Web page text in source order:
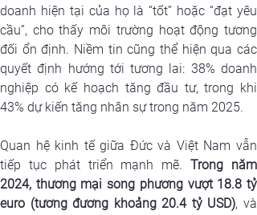
doanh hiện tại của họ là “tốt” hoặc “đạt yêu
cầu”, cho thấy môi trường hoạt động tương
đối ổn định. Niềm tin cũng thể hiện qua các
quyết định hướng tới tương lai: 38% doanh
nghiệp có kế hoạch tăng đầu tư, trong khi
43% dự kiến tăng nhân sự trong năm 2025.
Quan hệ kinh tế giữa Đức và Việt Nam vẫn
tiếp tục phát triển mạnh mẽ. Trong năm
2024, thương mại song phương vượt 18.8 tỷ
euro (tương đương khoảng 20.4 tỷ USD), và